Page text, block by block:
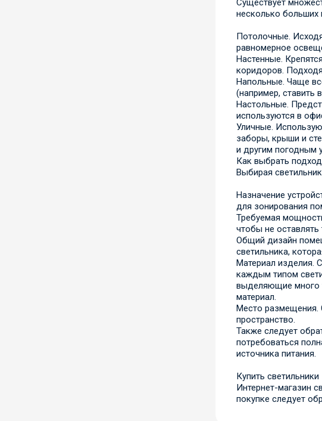
Существует
несколько больших
Потолочные.
равномерное
Настенные.
коридоров.
Напольные. Чаще
(например, ставить
Настольные.
используются в
Уличные.
заборы, крыши и
и другим погодным
Как выбрать
Выбирая
Назначение
для зонирования
Требуемая
чтобы не
Общий дизайн
светильника,
Материал изделия.
каждым типом
выделяющие много
материал.
Место размещения.
пространство.
Также следует
потребоваться
источника питания.
Купить светильники
Интернет-магазин
покупке следует